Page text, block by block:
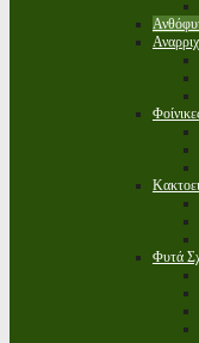
Φυτά